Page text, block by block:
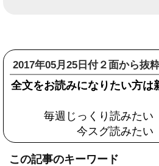
2017年05月25日付２面から抜
全文をお読みになりたい方は
毎週じっくり読みたい
今スグ読みたい
この記事のキーワード